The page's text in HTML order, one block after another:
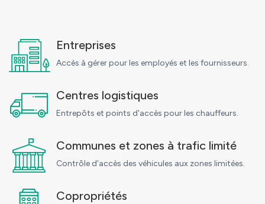
Entreprises
Accès à gérer pour les employés et les fournisseurs.
Centres logistiques
Entrepôts et points d'accès pour les chauffeurs.
Communes et zones à trafic limité
Contrôle d’accès des véhicules aux zones limitées.
Copropriétés